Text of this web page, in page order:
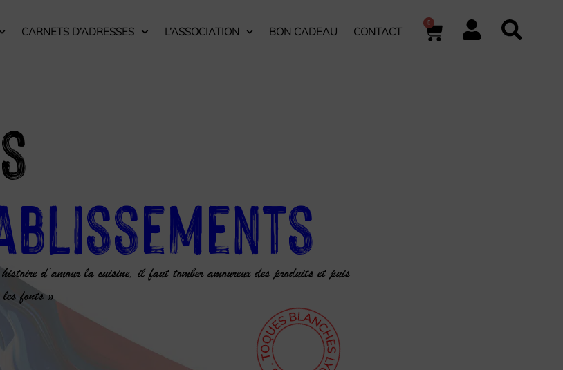
CARNETS D’ADRESSES L’ASSOCIATION BON CADEAU CONTACT
0
d’amour la cuisine, il faut tomber amoureux des produits et puis
les fonts »